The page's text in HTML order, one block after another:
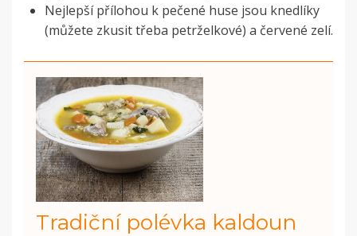
Nejlepší přílohou k pečené huse jsou knedlíky
(můžete zkusit třeba petrželkové) a červené zelí.
Tradiční polévka kaldoun